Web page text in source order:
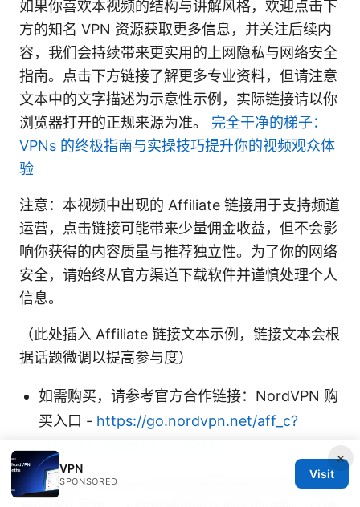
如果你喜欢本视频的结构与讲解风格，欢迎点击下
方的知名 VPN 资源获取更多信息，并关注后续内
容，我们会持续带来更实用的上网隐私与网络安全
指南。点击下方链接了解更多专业资料，但请注意
文本中的文字描述为示意性示例，实际链接请以你
浏览器打开的正规来源为准。 完全干净的梯子：
VPNs 的终极指南与实操技巧提升你的视频观众体
验
注意：本视频中出现的 Affiliate 链接用于支持频道
运营，点击链接可能带来少量佣金收益，但不会影
响你获得的内容质量与推荐独立性。为了你的网络
安全，请始终从官方渠道下载软件并谨慎处理个人
信息。
（此处插入 Affiliate 链接文本示例，链接文本会根
据话题微调以提高参与度）
如需购买，请参考官方合作链接：NordVPN 购
买入口 - https://go.nordvpn.net/aff_c?
offer_id=15&aff_id=132441
再次强调：Aurora VPN 的选择和使用应结合你自
×
VPN
SPONSORED
Visit